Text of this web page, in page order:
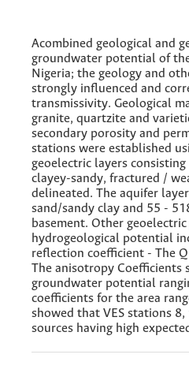
Acombined geological and
groundwater potential of
Nigeria; the geology and
strongly influenced and
transmissivity. Geological
granite, quartzite and
secondary porosity and
stations were established
geoelectric layers
clayey-sandy, fractured /
delineated. The aquifer
sand/sandy clay and 55 -
basement. Other
hydrogeological potential
reflection coefficient - The
The anisotropy Coefficients
groundwater potential
coefficients for the area
showed that VES stations
sources having high